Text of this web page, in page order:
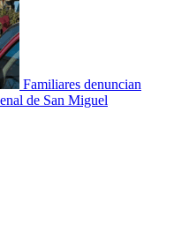
Familiares denuncian
de San Miguel